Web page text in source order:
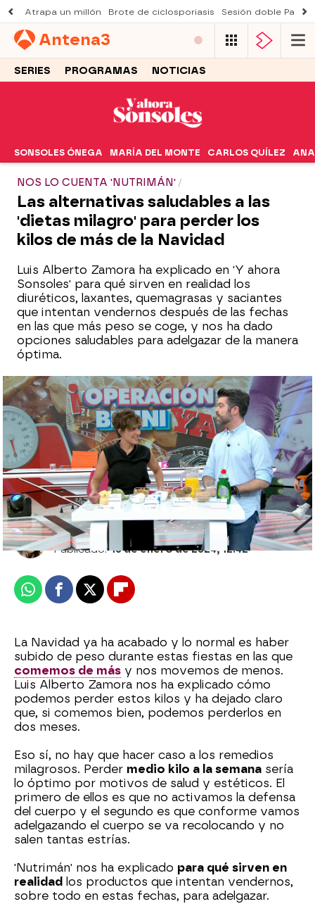
Atrapa un millón Brote de ciclosporiasis Sesión doble
Antena3
SERIES PROGRAMAS NOTICIAS
SONSOLES ÓNEGA MARÍA DEL MONTE CARLOS QUÍLEZ ANA
NOS LO CUENTA 'NUTRIMÁN'
Las alternativas saludables a las
'dietas milagro' para perder los
kilos de más de la Navidad
Luis Alberto Zamora ha explicado en 'Y ahora
Sonsoles' para qué sirven en realidad los
diuréticos, laxantes, quemagrasas y saciantes
que intentan vendernos después de las fechas
en las que más peso se coge, y nos ha dado
opciones saludables para adelgazar de la manera
óptima.
Creamos con 'Nutrimán' el menú ideal y
más saludable para los más pequeños de
la casa: ¡Descúbrelo!
Sara Ruiz
Publicado:10 de enero de 2024, 12:42
WhatsappFacebook
X Flipboard
La Navidad ya ha acabado y lo normal es haber
subido de peso durante estas fiestas en las que
comemos de más y nos movemos de menos.
Luis Alberto Zamora nos ha explicado cómo
podemos perder estos kilos y ha dejado claro
que, si comemos bien, podemos perderlos en
dos meses.
Eso sí, no hay que hacer caso a los remedios
milagrosos. Perder medio kilo a la semana sería
lo óptimo por motivos de salud y estéticos. El
primero de ellos es que no activamos la defensa
del cuerpo y el segundo es que conforme vamos
adelgazando el cuerpo se va recolocando y no
salen tantas estrías.
'Nutrimán' nos ha explicado para qué sirven en
realidad los productos que intentan vendernos,
sobre todo en estas fechas, para adelgazar.